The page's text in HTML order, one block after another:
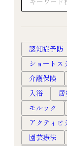
老人ホー
き高齢
み替え
2023.9.1
認知症予防
ショートス
介護保険
入浴
モルック
アクティビ
園芸療法